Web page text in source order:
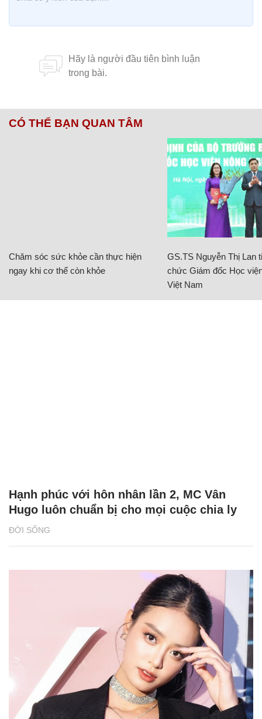
CÓ THỂ BẠN QUAN TÂM
Chăm sóc sức khỏe cần thực hiện
ngay khi cơ thể còn khỏe
GS.TS Nguyễn Thị Lan
chức Giám đốc Học
Việt Nam
ĐỜI SỐNG
Hạnh phúc với hôn nhân lần 2, MC Vân
Hugo luôn chuẩn bị cho mọi cuộc chia ly